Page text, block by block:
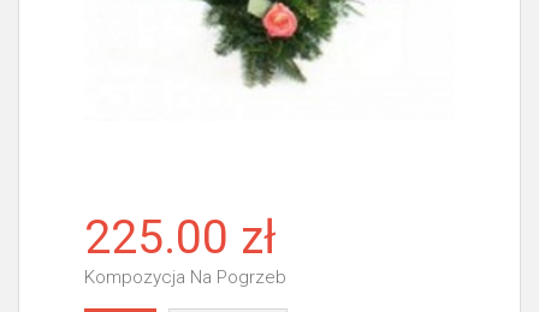
225.00 zł
Kompozycja Na Pogrzeb